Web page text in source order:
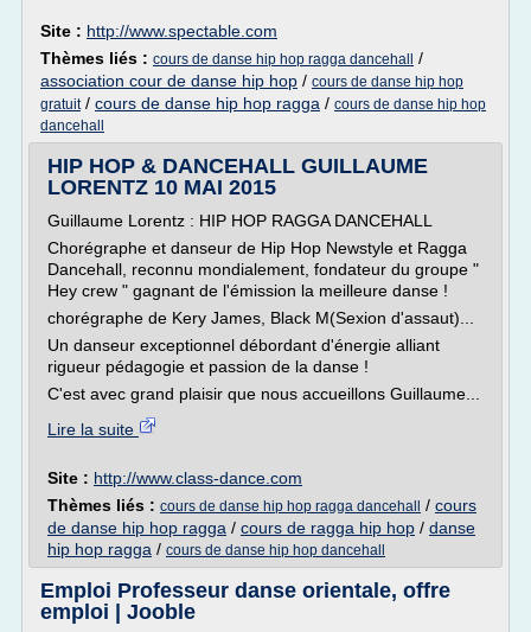
Site : http://www.spectable.com
Thèmes liés : cours de danse hip hop ragga dancehall
/
association cour de danse hip hop / cours de danse hip hop
gratuit/ cours de danse hip hop ragga / cours de danse hip hop
dancehall
HIP HOP & DANCEHALL GUILLAUME
LORENTZ 10 MAI 2015
Guillaume Lorentz : HIP HOP RAGGA DANCEHALL
Chorégraphe et danseur de Hip Hop Newstyle et Ragga
Dancehall, reconnu mondialement, fondateur du groupe "
Hey crew " gagnant de l'émission la meilleure danse !
chorégraphe de Kery James, Black M(Sexion d'assaut)...
Un danseur exceptionnel débordant d'énergie alliant
rigueur pédagogie et passion de la danse !
C'est avec grand plaisir que nous accueillons Guillaume...
Lire la suite
Site : http://www.class-dance.com
Thèmes liés : cours de danse hip hop ragga dancehall / cours
de danse hip hop ragga / cours de ragga hip hop / danse
hip hop ragga / cours de danse hip hop dancehall
Emploi Professeur danse orientale, offre
emploi | Jooble